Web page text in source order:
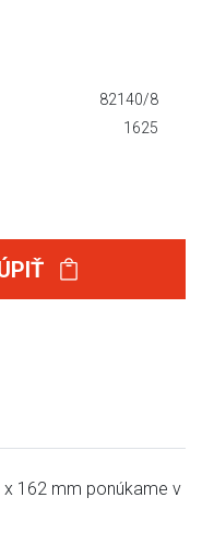
82140/8
1625
162 mm ponúkame v